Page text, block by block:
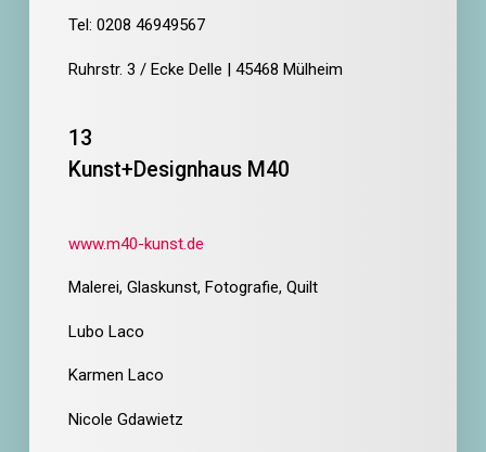
Tel: 0208 46949567
Ruhrstr. 3 / Ecke Delle | 45468 Mülheim
13
Kunst+Designhaus M40
www.m40-kunst.de
Malerei, Glaskunst, Fotografie, Quilt
Lubo Laco
Karmen Laco
Nicole Gdawietz